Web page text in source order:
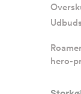
hero-